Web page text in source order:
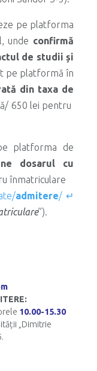
pe platforma
unde confirmă
de studii și
pe platformă în
din taxa de
650 lei pentru
platforma de
dosarul cu
înmatriculare
admitere/ ↵
”).
10.00-15.30
„Dimitrie